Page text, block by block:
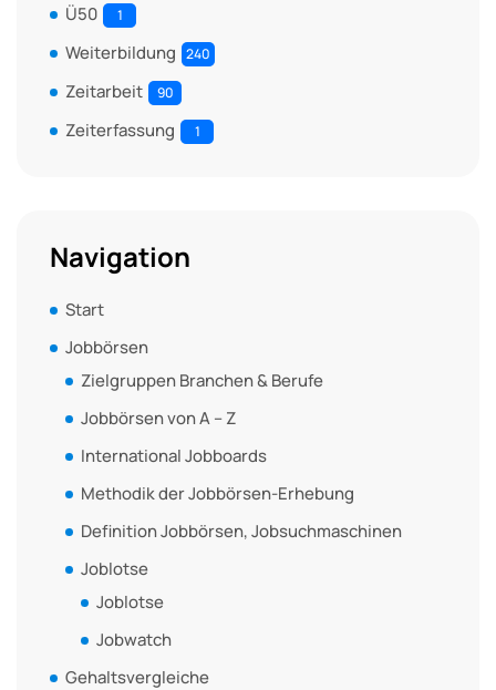
Ü50 1
Weiterbildung 240
Zeitarbeit 90
Zeiterfassung 1
Navigation
Start
Jobbörsen
Zielgruppen Branchen & Berufe
Jobbörsen von A – Z
International Jobboards
Methodik der Jobbörsen-Erhebung
Definition Jobbörsen, Jobsuchmaschinen
Joblotse
Joblotse
Jobwatch
Gehaltsvergleiche